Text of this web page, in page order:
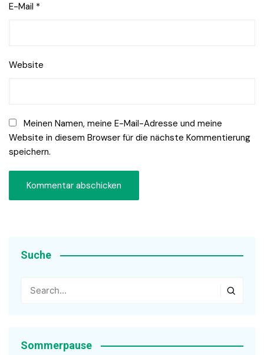
E-Mail *
Website
Meinen Namen, meine E-Mail-Adresse und meine
Website in diesem Browser für die nächste Kommentierung
speichern.
Suche
Sommerpause